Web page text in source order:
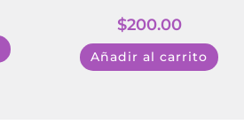
$200.00
Añadir al carrito